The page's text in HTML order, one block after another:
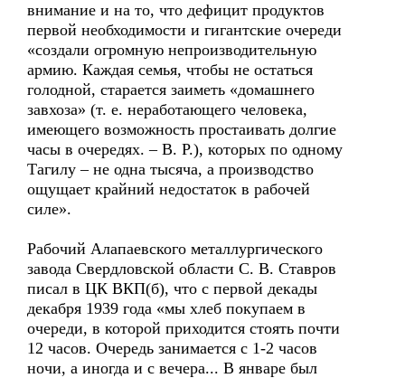
внимание и на то, что дефицит продуктов
первой необходимости и гигантские очереди
«создали огромную непроизводительную
армию. Каждая семья, чтобы не остаться
голодной, старается заиметь «домашнего
завхоза» (т. е. неработающего человека,
имеющего возможность простаивать долгие
часы в очередях. – В. Р.), которых по одному
Тагилу – не одна тысяча, а производство
ощущает крайний недостаток в рабочей
силе».
Рабочий Алапаевского металлургического
завода Свердловской области С. В. Ставров
писал в ЦК ВКП(б), что с первой декады
декабря 1939 года «мы хлеб покупаем в
очереди, в которой приходится стоять почти
12 часов. Очередь занимается с 1-2 часов
ночи, а иногда и с вечера... В январе был